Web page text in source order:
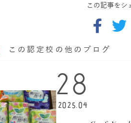
この記事をシ
この認定校の他のブログ
28
2025.04